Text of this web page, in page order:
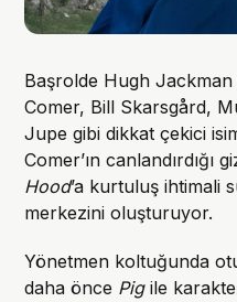
Başrolde Hugh
Comer, Bill Skarsgård,
Jupe gibi dikkat çekici
Comer’ın canlandırdığı
Hood’a kurtuluş ihtimali
merkezini oluşturuyor.
Yönetmen koltuğunda
daha önce Pigile